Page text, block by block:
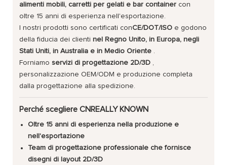
alimenti mobili, carretti per gelati e bar container con
oltre 15 anni di esperienza nell'esportazione.
I nostri prodotti sono certificati conCE/DOT/ISO e godono
della fiducia dei clientinel Regno Unito, in Europa, negli
Stati Uniti, in Australia e in Medio Oriente
Forniamoservizi di progettazione 2D/3D
personalizzazione OEM/ODM e produzione completa
dalla progettazione alla spedizione.
Perché scegliere CNREALLY KNOWN
Oltre 15 anni di esperienza nella produzione e
nell'esportazione
Team di progettazione professionale che fornisce
disegni di layout 2D/3D